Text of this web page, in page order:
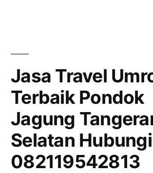
Jasa Travel
Terbaik Pondok
Jagung
Selatan Hubungi
082119542813